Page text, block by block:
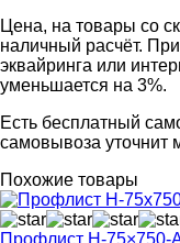
Цена, на товары со
наличный расчёт.
эквайринга или
уменьшается на 3%.
Есть бесплатный
самовывоза уточнит
Похожие товары